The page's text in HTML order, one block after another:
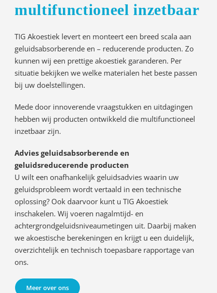
multifunctioneel inzetbaar
TIG Akoestiek levert en monteert een breed scala aan
geluidsabsorberende en – reducerende producten. Zo
kunnen wij een prettige akoestiek garanderen. Per
situatie bekijken we welke materialen het beste passen
bij uw doelstellingen.
Mede door innoverende vraagstukken en uitdagingen
hebben wij producten ontwikkeld die multifunctioneel
inzetbaar zijn.
Advies geluidsabsorberende en
geluidsreducerende producten
U wilt een onafhankelijk geluidsadvies waarin uw
geluidsprobleem wordt vertaald in een technische
oplossing? Ook daarvoor kunt u TIG Akoestiek
inschakelen. Wij voeren nagalmtijd- en
achtergrondgeluidsniveaumetingen uit. Daarbij maken
we akoestische berekeningen en krijgt u een duidelijk,
overzichtelijk en technisch toepasbare rapportage van
ons.
Meer over ons